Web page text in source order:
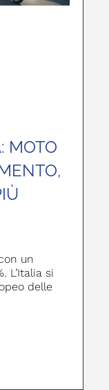
MOTO
un
L’Italia si
delle